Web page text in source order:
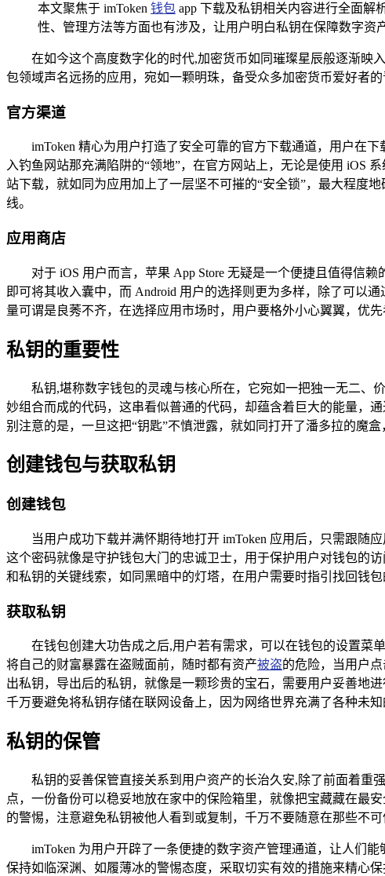
本文聚焦于 imToken 钱包 app 下载及私钥相关内容进行全面解
性、管理方法等方面也有涉及，让用户明白私钥在保障数字资
在如今这个高度数字化的时代,加密货币如同璀璨星辰般逐渐映
包领域声名远扬的应用，宛如一颗明珠，备受众多加密货币爱好者
官方渠道
imToken 精心为用户打造了安全可靠的官方下载通道，用户在
入钓鱼网站那充满陷阱的“领地”，在官方网站上，无论是使用 iOS
站下载，就如同为应用加上了一层坚不可摧的“安全锁”，最大程度
线。
应用商店
对于 iOS 用户而言，苹果 App Store 无疑是一个便捷且值得信
即可将其收入囊中，而 Android 用户的选择则更为多样，除了可以
量可谓是良莠不齐，在选择应用市场时，用户要格外小心翼翼，优
私钥的重要性
私钥,堪称数字钱包的灵魂与核心所在，它宛如一把独一无二、
妙组合而成的代码，这串看似普通的代码，却蕴含着巨大的能量，
别注意的是，一旦这把“钥匙”不慎泄露，就如同打开了潘多拉的魔
创建钱包与获取私钥
创建钱包
当用户成功下载并满怀期待地打开 imToken 应用后，只需跟随
这个密码就像是守护钱包大门的忠诚卫士，用于保护用户对钱包的
和私钥的关键线索，如同黑暗中的灯塔，在用户需要时指引找回钱包
获取私钥
在钱包创建大功告成之后,用户若有需求，可以在钱包的设置菜
将自己的财富暴露在盗贼面前，随时都有资产被盗的危险，当用户
出私钥，导出后的私钥，就像是一颗珍贵的宝石，需要用户妥善地
千万要避免将私钥存储在联网设备上，因为网络世界充满了各种未
私钥的保管
私钥的妥善保管直接关系到用户资产的长治久安,除了前面着重
点，一份备份可以稳妥地放在家中的保险箱里，就像把宝藏藏在最
的警惕，注意避免私钥被他人看到或复制，千万不要随意在那些不
imToken 为用户开辟了一条便捷的数字资产管理通道，让人们
保持如临深渊、如履薄冰的警惕态度，采取切实有效的措施来精心